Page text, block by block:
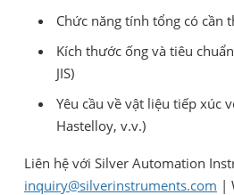
Chức năng tính tổng có cần
Kích thước ống và tiêu
JIS)
Yêu cầu về vật liệu tiếp xúc
Hastelloy, v.v.)
Liên hệ với Silver Automation
inquiry@silverinstruments.com |